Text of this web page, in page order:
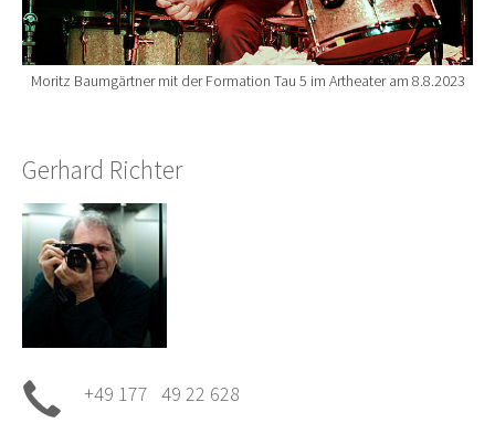
Moritz Baumgärtner mit der Formation Tau 5 im Artheater am 8.8.2023
Gerhard Richter
+49 177 49 22 628